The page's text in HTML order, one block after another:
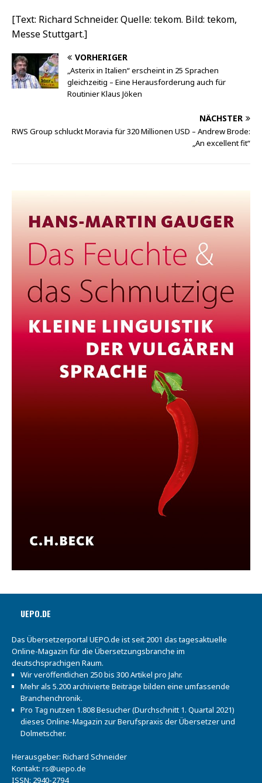
[Text: Richard Schneider. Quelle: tekom. Bild: tekom,
Messe Stuttgart.]
VORHERIGER
„Asterix in Italien“ erscheint in 25 Sprachen
gleichzeitig – Eine Herausforderung auch für
Routinier Klaus Jöken
NÄCHSTER
RWS Group schluckt Moravia für 320 Millionen USD – Andrew Brode:
„An excellent fit“
UEPO.DE
Das Übersetzerportal UEPO.de ist seit 2001 das tagesaktuelle
Online-Magazin für die Übersetzungsbranche im
deutschsprachigen Raum.
Wir veröffentlichen 250 bis 300 Artikel pro Jahr.
Mehr als 5.200 archivierte Beiträge bilden eine umfassende
Branchenchronik.
Pro Tag nutzen 1.808 Besucher (Durchschnitt 1. Quartal 2021)
dieses Online-Magazin zur Berufspraxis der Übersetzer und
Dolmetscher.
Herausgeber: Richard Schneider
Kontakt: rs@uepo.de
ISSN: 2940-2794